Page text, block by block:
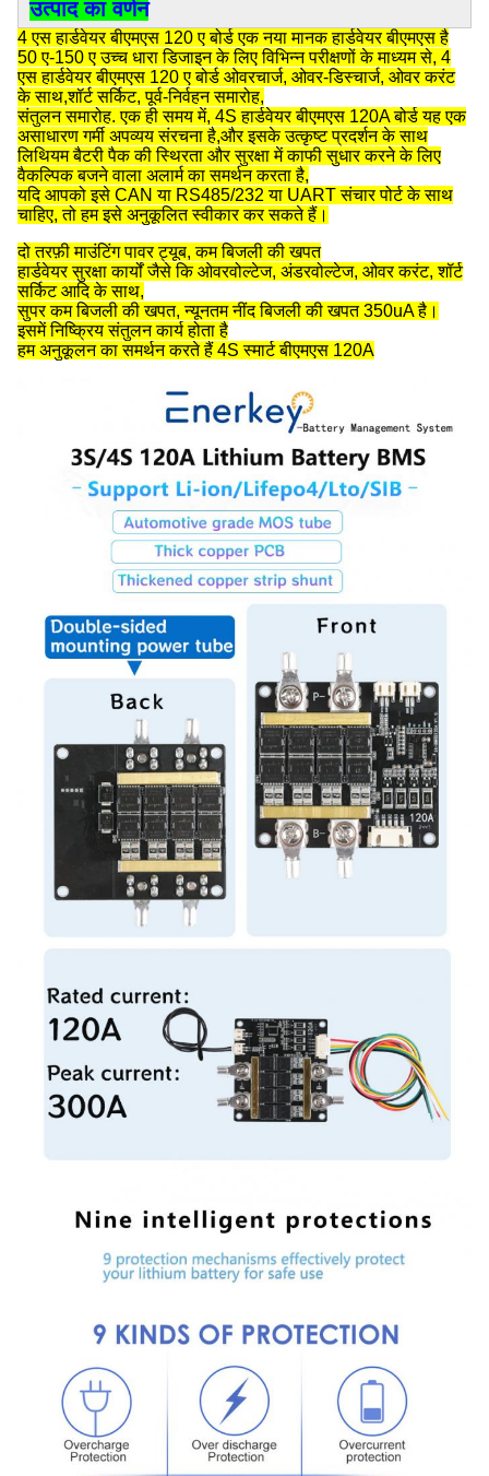
उत्पाद का वर्णन
4 एस हार्डवेयर बीएमएस 120 ए बोर्ड एक नया मानक हार्डवेयर बीएमएस है
50 ए-150 ए उच्च धारा डिजाइन के लिए विभिन्न परीक्षणों के माध्यम से, 4
एस हार्डवेयर बीएमएस 120 ए बोर्ड ओवरचार्ज, ओवर-डिस्चार्ज, ओवर करंट
के साथ,शॉर्ट सर्किट, पूर्व-निर्वहन समारोह,
संतुलन समारोह. एक ही समय में, 4S हार्डवेयर बीएमएस 120A बोर्ड यह एक
असाधारण गर्मी अपव्यय संरचना है,और इसके उत्कृष्ट प्रदर्शन के साथ
लिथियम बैटरी पैक की स्थिरता और सुरक्षा में काफी सुधार करने के लिए
वैकल्पिक बजने वाला अलार्म का समर्थन करता है,
यदि आपको इसे CAN या RS485/232 या UART संचार पोर्ट के साथ
चाहिए, तो हम इसे अनुकूलित स्वीकार कर सकते हैं।
दो तरफ़ी माउंटिंग पावर ट्यूब, कम बिजली की खपत
हार्डवेयर सुरक्षा कार्यों जैसे कि ओवरवोल्टेज, अंडरवोल्टेज, ओवर करंट, शॉर्ट
सर्किट आदि के साथ,
सुपर कम बिजली की खपत, न्यूनतम नींद बिजली की खपत 350uA है।
इसमें निष्क्रिय संतुलन कार्य होता है
हम अनुकूलन का समर्थन करते हैं 4S स्मार्ट बीएमएस 120A